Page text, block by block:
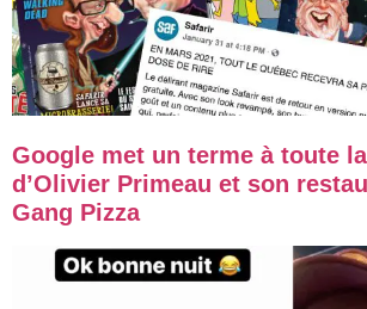
Google met un terme à toute
d’Olivier Primeau et son
Gang Pizza